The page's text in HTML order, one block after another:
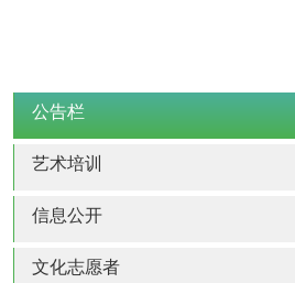
公告栏
艺术培训
信息公开
文化志愿者